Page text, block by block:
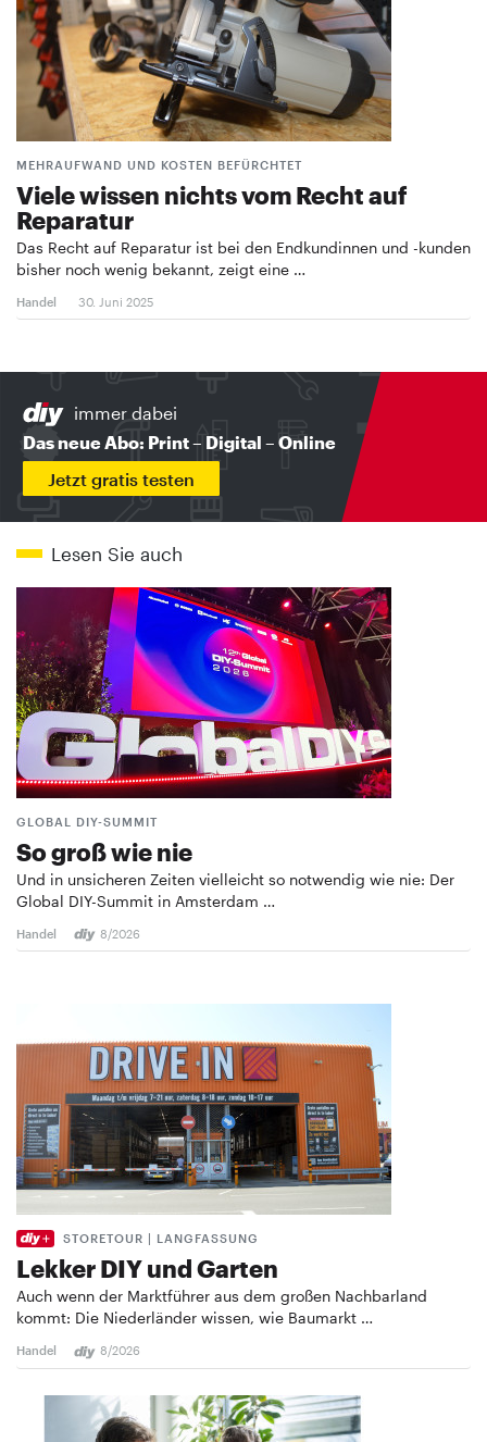
MEHRAUFWAND UND KOSTEN BEFÜRCHTET
Viele wissen nichts vom Recht auf
Reparatur
Das Recht auf Reparatur ist bei den Endkundinnen und -kunden
bisher noch wenig bekannt, zeigt eine …
Handel 30. Juni 2025
immer dabei
Das neue Abo: Print – Digital – Online
Jetzt gratis testen
Lesen Sie auch
GLOBAL DIY-SUMMIT
So groß wie nie
Und in unsicheren Zeiten vielleicht so notwendig wie nie: Der
Global DIY-Summit in Amsterdam …
Handel 8/2026
STORETOUR | LANGFASSUNG
Lekker DIY und Garten
Auch wenn der Marktführer aus dem großen Nachbarland
kommt: Die Niederländer wissen, wie Baumarkt …
Handel 8/2026